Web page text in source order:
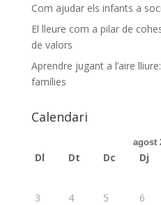
Com ajudar els infants a
El lleure com a pilar de
de valors
Aprendre jugant a l’aire
famílies
Calendari
agost
Dl Dt Dc Dj
3
4 5 6